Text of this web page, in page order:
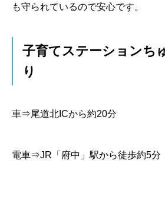
も守られているので安心です。
子育てステーションち
り
車⇒尾道北ICから約20分
電車⇒JR「府中」駅から徒歩約5分